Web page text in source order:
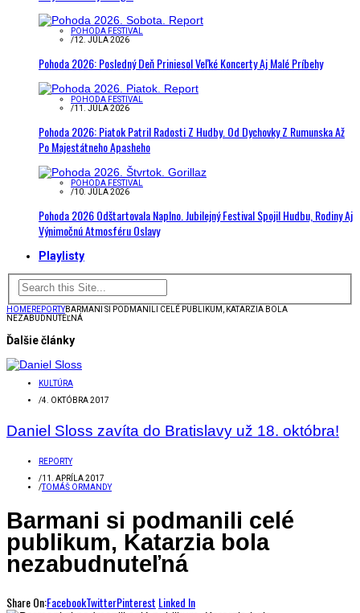
POHODA FESTIVAL
/12. JÚLA 2026
Pohoda 2026: Posledný Deň Priniesol Veľké Koncerty Aj Malé Príbehy
POHODA FESTIVAL
/11. JÚLA 2026
Pohoda 2026: Piatok Patril Radosti Z Hudby. Od Dychovky Z Rumunska Až
Po Majestátneho Apasheho
POHODA FESTIVAL
/10. JÚLA 2026
Pohoda 2026 Odštartovala Naplno. Jubilejný Festival Spojil Hudbu, Rodiny Aj
Výnimočnú Atmosféru Oslavy
Playlisty
HOMEREPORTYBARMANI SI PODMANILI CELÉ PUBLIKUM, KATARZIA BOLA
NEZABUDNUTEĽNÁ
Ďalšie články
KULTÚRA
/4. OKTÓBRA 2017
Daniel Sloss zavíta do Bratislavy už 18. októbra!
REPORTY
/11. APRÍLA 2017
/TOMÁŠ ORMANDY
Barmani si podmanili celé
publikum, Katarzia bola
nezabudnuteľná
Share On:FacebookTwitterPinterest Linked In